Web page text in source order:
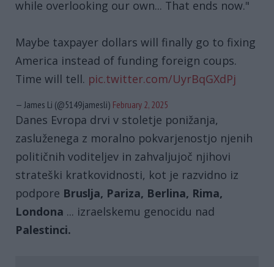
while overlooking our own... That ends now."
Maybe taxpayer dollars will finally go to fixing
America instead of funding foreign coups.
Time will tell. pic.twitter.com/UyrBqGXdPj
— James Li (@5149jamesli) February 2, 2025
Danes Evropa drvi v stoletje ponižanja,
zasluženega z moralno pokvarjenostjo njenih
političnih voditeljev in zahvaljujoč njihovi
strateški kratkovidnosti, kot je razvidno iz
podpore Bruslja, Pariza, Berlina, Rima,
Londona ... izraelskemu genocidu nad
Palestinci.